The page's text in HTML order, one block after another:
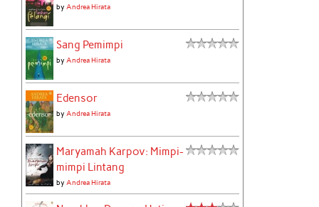
byAndrea Hirata
Sang Pemimpi
byAndrea Hirata
Edensor
byAndrea Hirata
Maryamah Karpov: Mimpi-
mimpi Lintang
byAndrea Hirata